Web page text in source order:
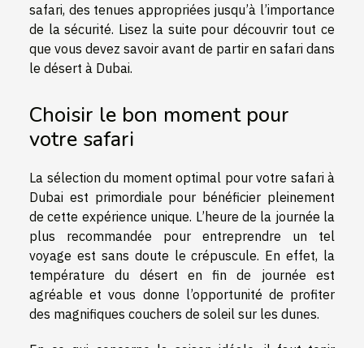
safari, des tenues appropriées jusqu’à l’importance
de la sécurité. Lisez la suite pour découvrir tout ce
que vous devez savoir avant de partir en safari dans
le désert à Dubai.
Choisir le bon moment pour
votre safari
La sélection du moment optimal pour votre safari à
Dubai est primordiale pour bénéficier pleinement
de cette expérience unique. L’heure de la journée la
plus recommandée pour entreprendre un tel
voyage est sans doute le crépuscule. En effet, la
température du désert en fin de journée est
agréable et vous donne l’opportunité de profiter
des magnifiques couchers de soleil sur les dunes.